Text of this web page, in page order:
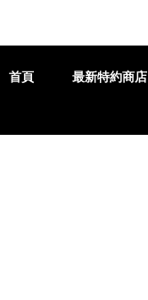
首頁 最新特約商店